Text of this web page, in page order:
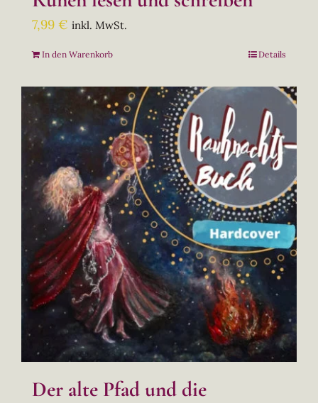
7,99 € inkl. MwSt.
In den Warenkorb Details
Der alte Pfad und die